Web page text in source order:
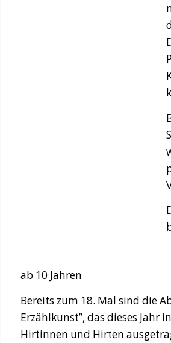
ab 10 Jahren
Bereits zum 18. Mal sind die
Erzählkunst”, das dieses Jahr
Hirtinnen und Hirten